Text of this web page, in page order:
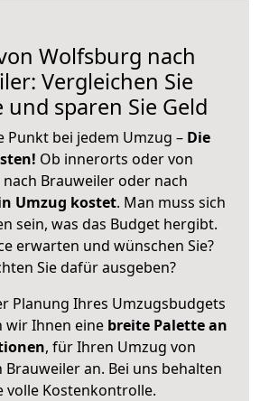
Wolfsburg nach
Vergleichen Sie
und sparen Sie Geld
Punkt bei jedem Umzug – Die
Ob innerorts oder von
Brauweiler oder nach
Umzug kostet. Man muss sich
sein, was das Budget hergibt.
erwarten und wünschen Sie?
Sie dafür ausgeben?
Planung Ihres Umzugsbudgets
wir Ihnen eine breite Palette an
, für Ihren Umzug von
an. Bei uns behalten
volle Kostenkontrolle.